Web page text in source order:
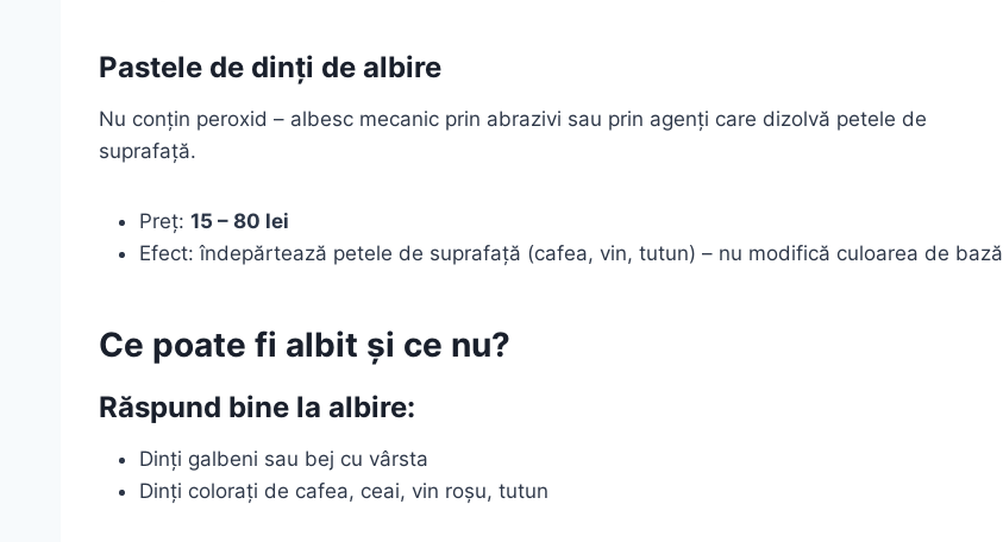
Pastele de dinți de albire
Nu conțin peroxid – albesc mecanic prin abrazivi sau prin agenți care dizolvă petele de
suprafață.
Preț: 15 – 80 lei
Efect: îndepărtează petele de suprafață (cafea, vin, tutun) – nu modifică culoarea de bază
Ce poate fi albit și ce nu?
Răspund bine la albire:
Dinți galbeni sau bej cu vârsta
Dinți colorați de cafea, ceai, vin roșu, tutun